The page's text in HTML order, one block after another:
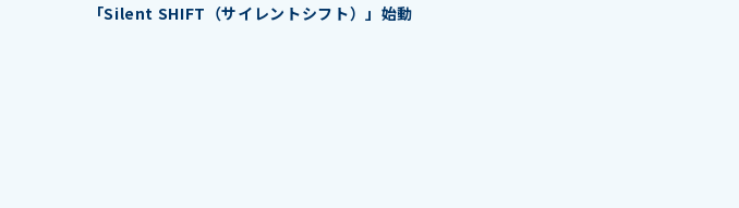
「Silent SHIFT（サイレントシフト）」始動